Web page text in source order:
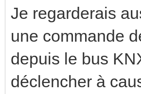
Je regarderais
une commande
depuis le bus
déclencher à